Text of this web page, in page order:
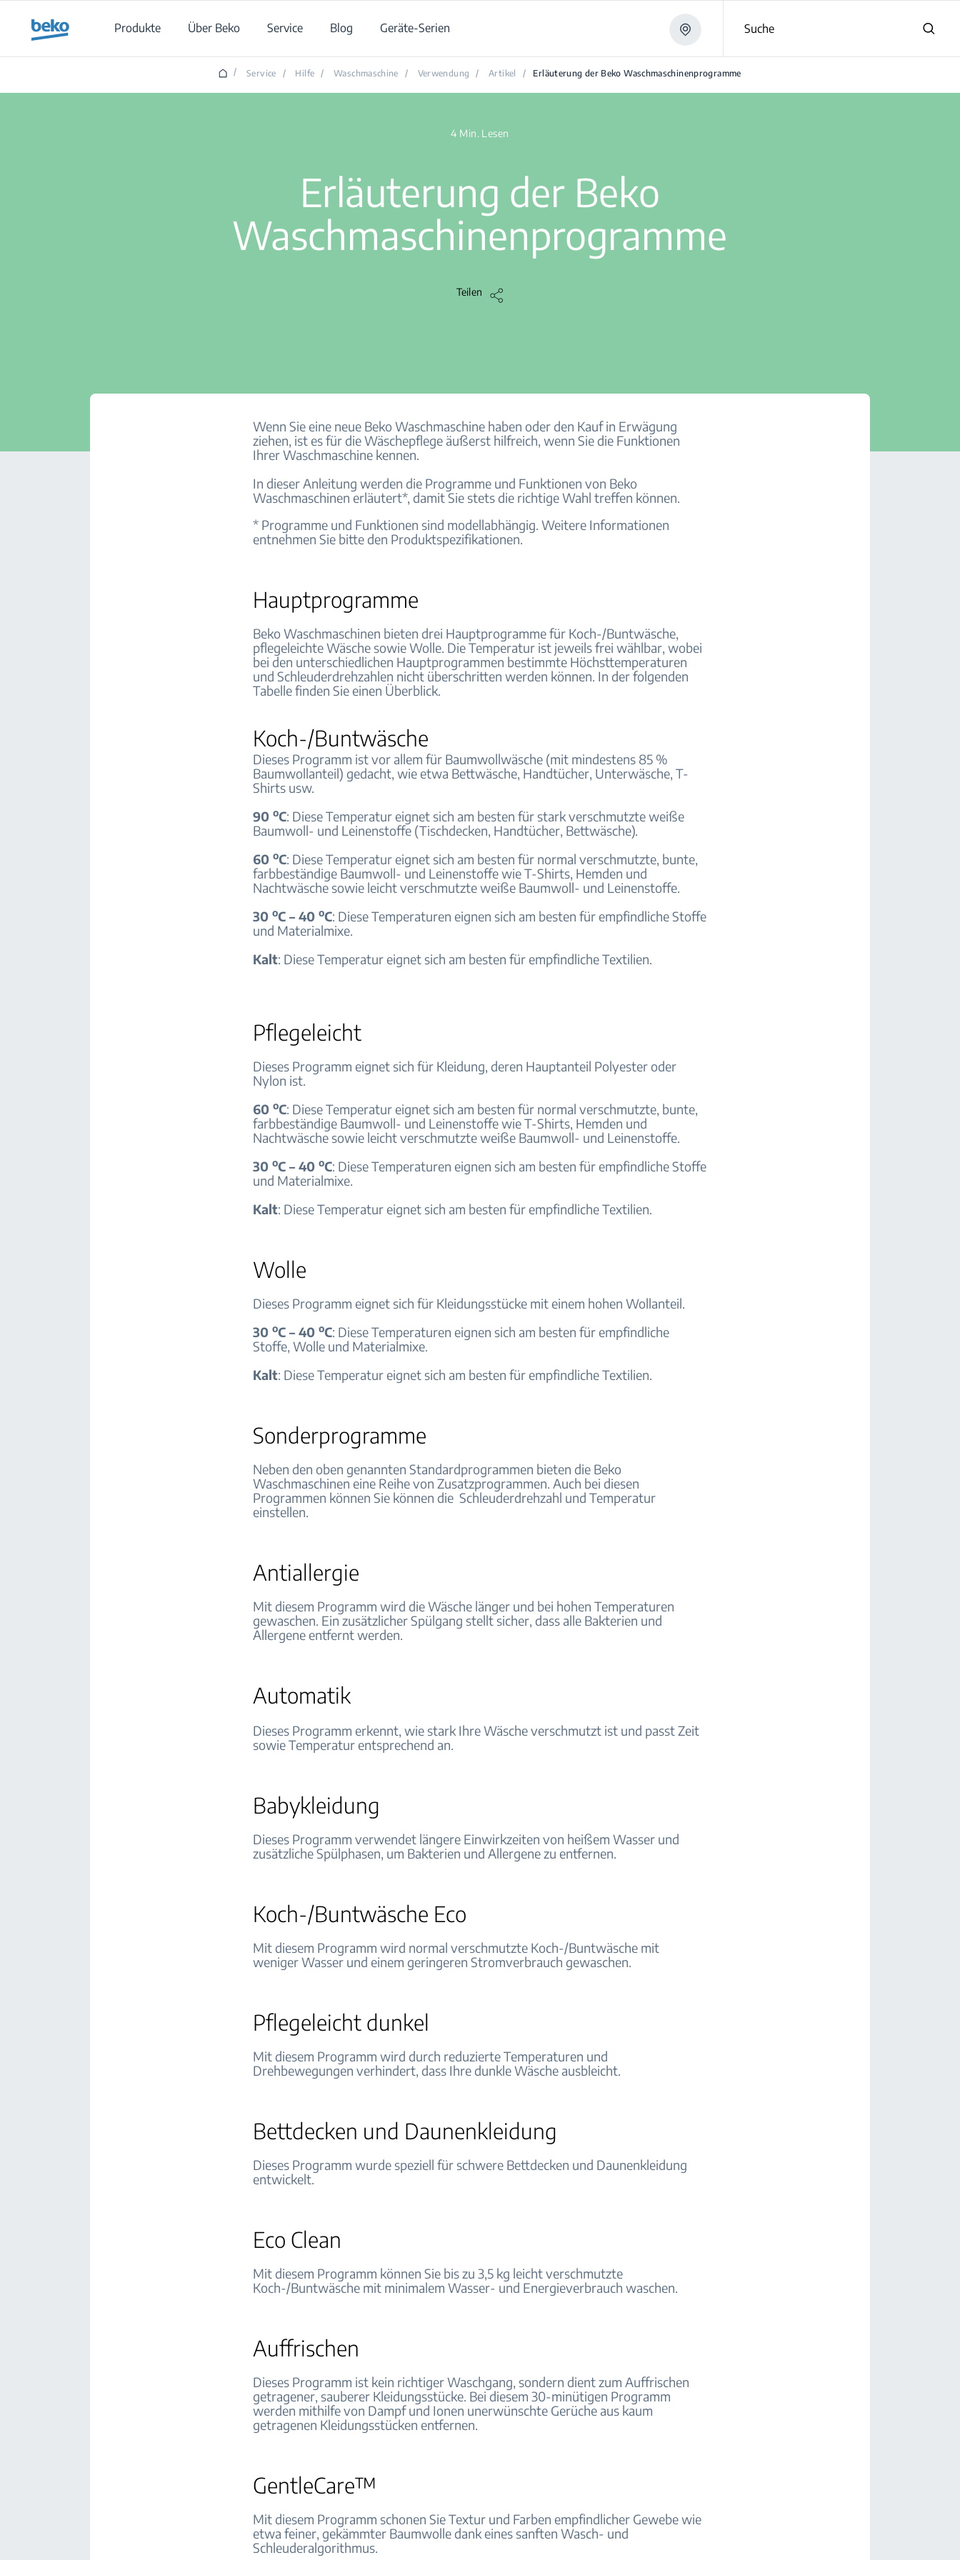
Produkte
Über Beko Service Blog Geräte-Serien Suche
/ Service / Hilfe / Waschmaschine / Verwendung / Artikel / Erläuterung der Beko Waschmaschinenprogramme
4 Min. Lesen
Erläuterung der Beko
Waschmaschinenprogramme
Teilen
Wenn Sie eine neue Beko Waschmaschine haben oder den Kauf in Erwägung
ziehen, ist es für die Wäschepflege äußerst hilfreich, wenn Sie die Funktionen
Ihrer Waschmaschine kennen.
In dieser Anleitung werden die Programme und Funktionen von Beko
Waschmaschinen erläutert*, damit Sie stets die richtige Wahl treffen können.
* Programme und Funktionen sind modellabhängig. Weitere Informationen
entnehmen Sie bitte den Produktspezifikationen.
Hauptprogramme
Beko Waschmaschinen bieten drei Hauptprogramme für Koch-/Buntwäsche,
pflegeleichte Wäsche sowie Wolle. Die Temperatur ist jeweils frei wählbar, wobei
bei den unterschiedlichen Hauptprogrammen bestimmte Höchsttemperaturen
und Schleuderdrehzahlen nicht überschritten werden können. In der folgenden
Tabelle finden Sie einen Überblick.
Koch-/Buntwäsche
Dieses Programm ist vor allem für Baumwollwäsche (mit mindestens 85 %
Baumwollanteil) gedacht, wie etwa Bettwäsche, Handtücher, Unterwäsche, T-
Shirts usw.
90oC: Diese Temperatur eignet sich am besten für stark verschmutzte weiße
Baumwoll- und Leinenstoffe (Tischdecken, Handtücher, Bettwäsche).
60oC: Diese Temperatur eignet sich am besten für normal verschmutzte, bunte,
farbbeständige Baumwoll- und Leinenstoffe wie T-Shirts, Hemden und
Nachtwäsche sowie leicht verschmutzte weiße Baumwoll- und Leinenstoffe.
30oC – 40oC: Diese Temperaturen eignen sich am besten für empfindliche Stoffe
und Materialmixe.
Kalt: Diese Temperatur eignet sich am besten für empfindliche Textilien.
Pflegeleicht
Dieses Programm eignet sich für Kleidung, deren Hauptanteil Polyester oder
Nylon ist.
60oC: Diese Temperatur eignet sich am besten für normal verschmutzte, bunte,
farbbeständige Baumwoll- und Leinenstoffe wie T-Shirts, Hemden und
Nachtwäsche sowie leicht verschmutzte weiße Baumwoll- und Leinenstoffe.
30oC – 40oC: Diese Temperaturen eignen sich am besten für empfindliche Stoffe
und Materialmixe.
Kalt: Diese Temperatur eignet sich am besten für empfindliche Textilien.
Wolle
Dieses Programm eignet sich für Kleidungsstücke mit einem hohen Wollanteil.
30oC – 40oC: Diese Temperaturen eignen sich am besten für empfindliche
Stoffe, Wolle und Materialmixe.
Kalt: Diese Temperatur eignet sich am besten für empfindliche Textilien.
Sonderprogramme
Neben den oben genannten Standardprogrammen bieten die Beko
Waschmaschinen eine Reihe von Zusatzprogrammen. Auch bei diesen
Programmen können Sie können die Schleuderdrehzahl und Temperatur
einstellen.
Antiallergie
Mit diesem Programm wird die Wäsche länger und bei hohen Temperaturen
gewaschen. Ein zusätzlicher Spülgang stellt sicher, dass alle Bakterien und
Allergene entfernt werden.
Automatik
Dieses Programm erkennt, wie stark Ihre Wäsche verschmutzt ist und passt Zeit
sowie Temperatur entsprechend an.
Babykleidung
Dieses Programm verwendet längere Einwirkzeiten von heißem Wasser und
zusätzliche Spülphasen, um Bakterien und Allergene zu entfernen.
Koch-/Buntwäsche Eco
Mit diesem Programm wird normal verschmutzte Koch-/Buntwäsche mit
weniger Wasser und einem geringeren Stromverbrauch gewaschen.
Pflegeleicht dunkel
Mit diesem Programm wird durch reduzierte Temperaturen und
Drehbewegungen verhindert, dass Ihre dunkle Wäsche ausbleicht.
Bettdecken und Daunenkleidung
Dieses Programm wurde speziell für schwere Bettdecken und Daunenkleidung
entwickelt.
Eco Clean
Mit diesem Programm können Sie bis zu 3,5 kg leicht verschmutzte
Koch-/Buntwäsche mit minimalem Wasser- und Energieverbrauch waschen.
Auffrischen
Dieses Programm ist kein richtiger Waschgang, sondern dient zum Auffrischen
getragener, sauberer Kleidungsstücke. Bei diesem 30-minütigen Programm
werden mithilfe von Dampf und Ionen unerwünschte Gerüche aus kaum
getragenen Kleidungsstücken entfernen.
GentleCare™
Mit diesem Programm schonen Sie Textur und Farben empfindlicher Gewebe wie
etwa feiner, gekämmter Baumwolle dank eines sanften Wasch- und
Schleuderalgorithmus.